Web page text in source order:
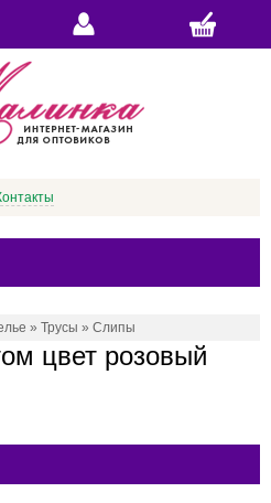
» Трусы » Слипы
цвет розовый